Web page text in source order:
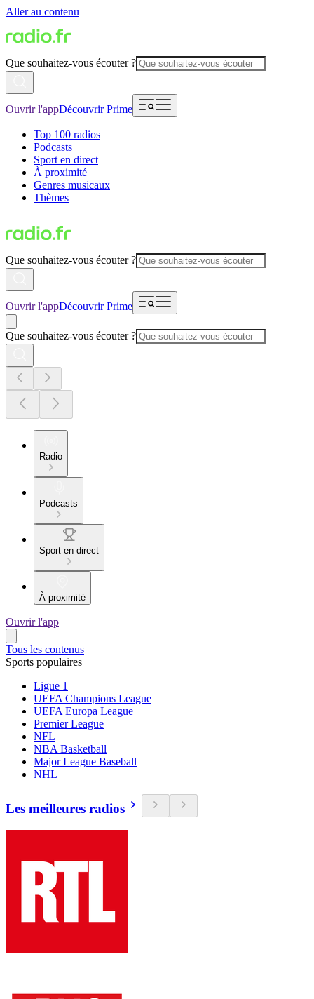
Aller au contenu
Que souhaitez-vous écouter ?
Ouvrir l'appDécouvrir Prime
Top 100 radios
Podcasts
Sport en direct
À proximité
Genres musicaux
Thèmes
Que souhaitez-vous écouter ?
Ouvrir l'appDécouvrir Prime
Que souhaitez-vous écouter ?
Radio
Podcasts
Sport en direct
À proximité
Ouvrir l'app
Tous les contenus
Sports populaires
Ligue 1
UEFA Champions League
UEFA Europa League
Premier League
NFL
NBA Basketball
Major League Baseball
NHL
Les meilleures radios